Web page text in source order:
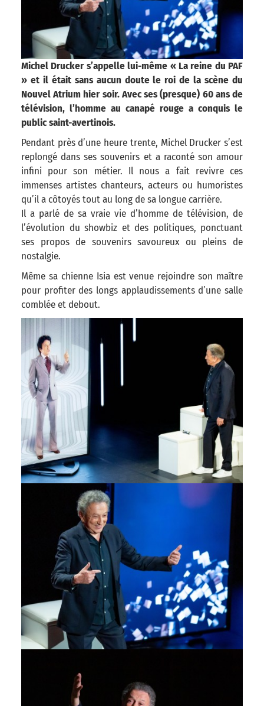
Michel Drucker s’appelle lui-même « La reine du PAF
» et il était sans aucun doute le roi de la scène du
Nouvel Atrium hier soir. Avec ses (presque) 60 ans de
télévision, l’homme au canapé rouge a conquis le
public saint-avertinois.
Pendant près d’une heure trente, Michel Drucker s’est
replongé dans ses souvenirs et a raconté son amour
infini pour son métier. Il nous a fait revivre ces
immenses artistes chanteurs, acteurs ou humoristes
qu’il a côtoyés tout au long de sa longue carrière.
Il a parlé de sa vraie vie d’homme de télévision, de
l’évolution du showbiz et des politiques, ponctuant
ses propos de souvenirs savoureux ou pleins de
nostalgie.
Même sa chienne Isia est venue rejoindre son maître
pour profiter des longs applaudissements d’une salle
comblée et debout.